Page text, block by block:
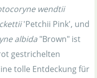
wendtii
'Petchii Pink', und
albida "Brown" ist
gestrichelten
tolle Entdeckung für